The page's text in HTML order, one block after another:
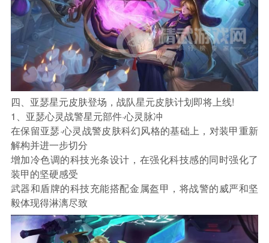
四、亚瑟星元皮肤登场，战队星元皮肤计划即将上线!
1、亚瑟心灵战警星元部件·心灵脉冲
在保留亚瑟·心灵战警皮肤科幻风格的基础上，对装甲重新
解构并进一步切分
增加冷色调的科技光条设计，在强化科技感的同时强化了
装甲的坚硬感受
武器和盾牌的科技充能搭配金属盔甲，将战警的威严和坚
毅体现得淋漓尽致